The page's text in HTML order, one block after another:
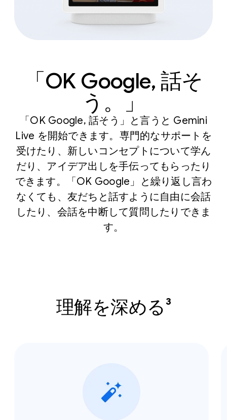
「OK Google, 話そ
う。」
「OK Google, 話そう」と言うと Gemini
Live を開始できます。専門的なサポートを
受けたり、新しいコンセプトについて学ん
だり、アイデア出しを手伝ってもらったり
できます。「OK Google」と繰り返し言わ
なくても、友だちと話すように自由に会話
したり、会話を中断して質問したりできま
す。
理解を深める³